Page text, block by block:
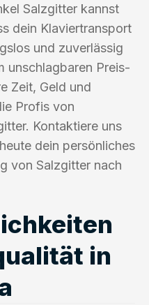
Salzgitter kannst
dein Klaviertransport
und zuverlässig
unschlagbaren Preis-
Zeit, Geld und
Profis von
Kontaktiere uns
dein persönliches
von Salzgitter nach
in